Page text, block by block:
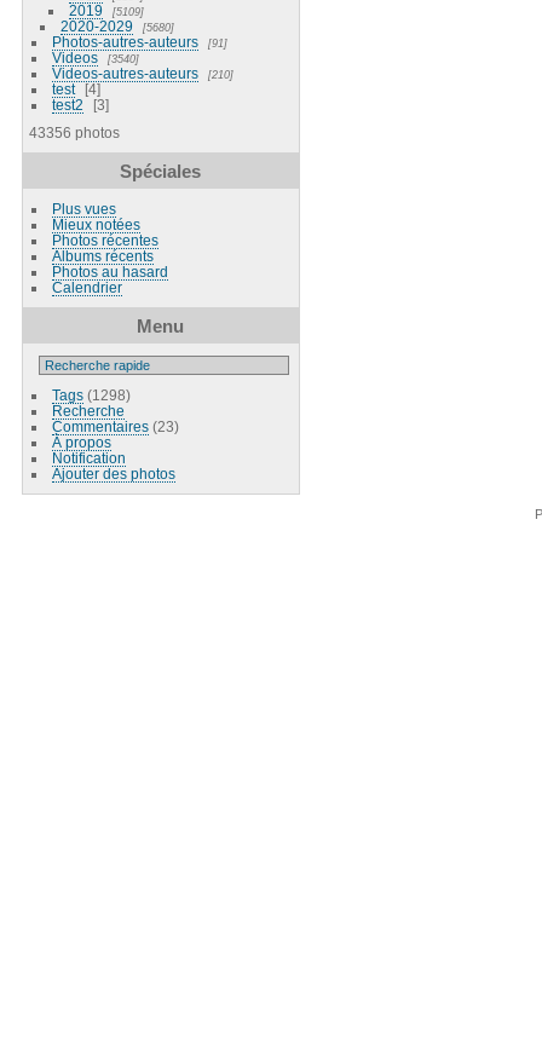
2019 5109
2020-2029 5680
Photos-autres-auteurs 91
Videos 3540
Videos-autres-auteurs 210
test
4
test2
3
43356 photos
Spéciales
Plus vues
Mieux notées
Photos récentes
Albums récents
Photos au hasard
Calendrier
Menu
Tags(1298)
Recherche
Commentaires(23)
À propos
Notification
Ajouter des photos